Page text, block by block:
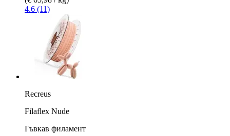
4.6 (11)
Recreus
Filaflex Nude
Гъвкав филамент